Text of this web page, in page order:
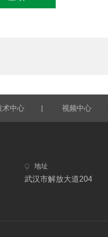
术中心 | 视频中心
地址
武汉市解放大道204